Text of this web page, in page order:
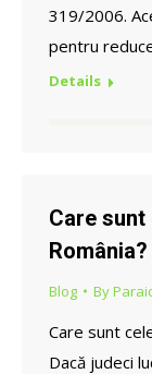
319/2006.
pentru
Details
Care
România?
Blog By
Care sunt
Dacă judeci